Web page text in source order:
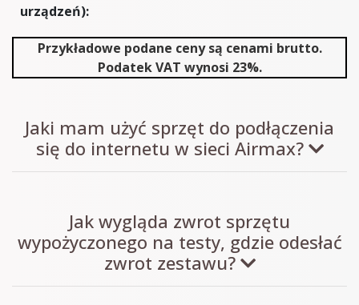
urządzeń):
Przykładowe podane ceny są cenami brutto.
Podatek VAT wynosi 23%.
Jaki mam użyć sprzęt do podłączenia
się do internetu w sieci Airmax?
Jak wygląda zwrot sprzętu
wypożyczonego na testy, gdzie odesłać
zwrot zestawu?